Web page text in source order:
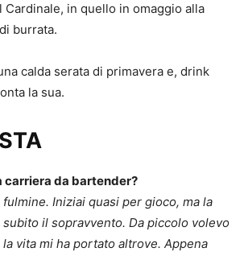
Cardinale, in quello in omaggio alla
burrata.
calda serata di primavera e, drink
la sua.
carriera da bartender?
Iniziai quasi per gioco, ma la
il sopravvento. Da piccolo volevo
vita mi ha portato altrove. Appena